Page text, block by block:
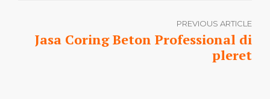
PREVIOUS ARTICLE
Jasa Coring Beton Professional di
pleret